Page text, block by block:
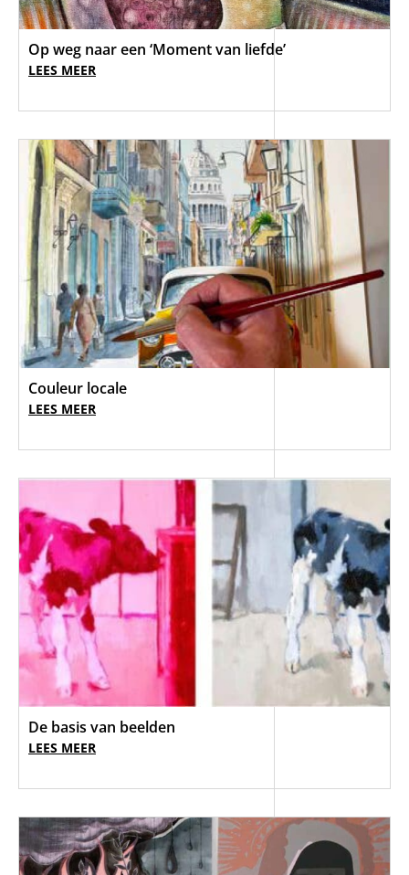
Op weg naar een ‘Moment van liefde’
LEES MEER
Couleur locale
LEES MEER
De basis van beelden
LEES MEER